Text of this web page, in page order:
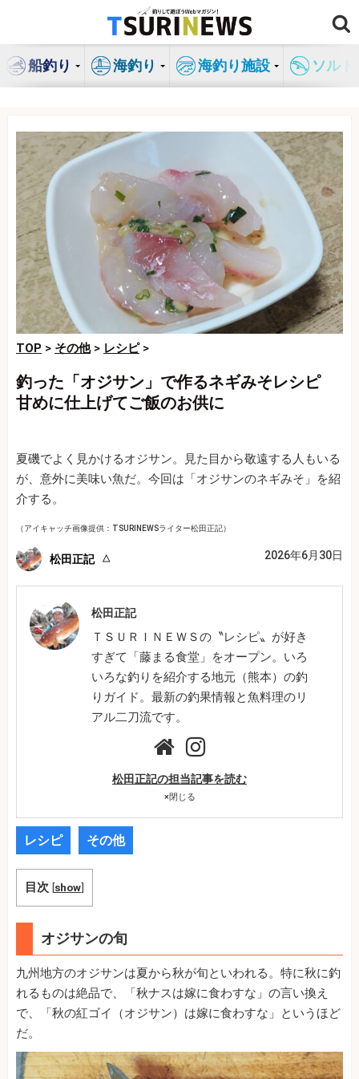
ン
船釣り 海釣り 海釣り施設 ソル
TOP > その他> レシピ>
釣った「オジサン」で作るネギみそレシピ
甘めに仕上げてご飯のお供に
夏磯でよく見かけるオジサン。見た目から敬遠する人もいる
が、意外に美味い魚だ。今回は「オジサンのネギみそ」を紹
介する。
（アイキャッチ画像提供：TSURINEWSライター松田正記）
松田正記 2026年6月30日
松田正記
ＴＳＵＲＩＮＥＷＳの〝レシピ〟が好き
すぎて「藤まる食堂」をオープン。いろ
いろな釣りを紹介する地元（熊本）の釣
りガイド。最新の釣果情報と魚料理のリ
アル二刀流です。
松田正記の担当記事を読む
×閉じる
レシピ その他
目次 [show]
オジサンの旬
九州地方のオジサンは夏から秋が旬といわれる。特に秋に釣
れるものは絶品で、「秋ナスは嫁に食わすな」の言い換え
で、「秋の紅ゴイ（オジサン）は嫁に食わすな」というほど
だ。